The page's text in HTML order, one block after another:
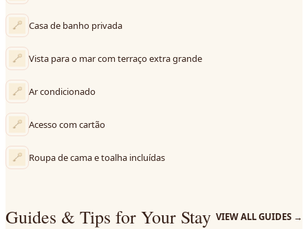
Casa de banho privada
Vista para o mar com terraço extra grande
Ar condicionado
Acesso com cartão
Roupa de cama e toalha incluídas
Guides & Tips for Your Stay VIEW ALL GUIDES →